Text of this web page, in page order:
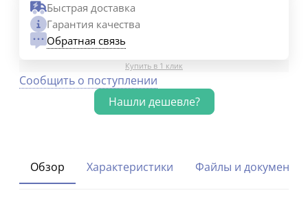
Быстрая доставка
Гарантия качества
Обратная связь
Купить в 1 клик
Сообщить о поступлении
Обзор Характеристики Файлы и документы